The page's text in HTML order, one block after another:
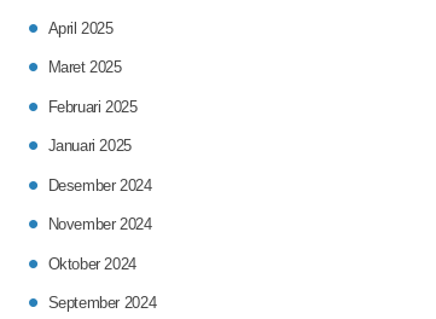
April 2025
Maret 2025
Februari 2025
Januari 2025
Desember 2024
November 2024
Oktober 2024
September 2024